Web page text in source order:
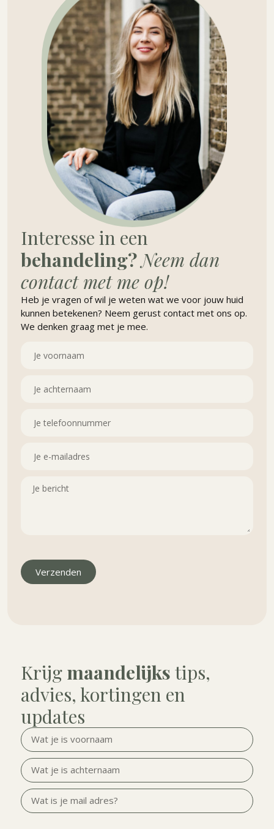
Interesse in een
behandeling?Neem dan
contact met me op!
Heb je vragen of wil je weten wat we voor jouw huid
kunnen betekenen? Neem gerust contact met ons op.
We denken graag met je mee.
Verzenden
Krijg maandelijks tips,
advies, kortingen en
updates